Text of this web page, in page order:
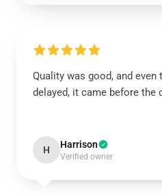
Quality was good, and even
delayed, it came before the
H Harrison
Verified owner